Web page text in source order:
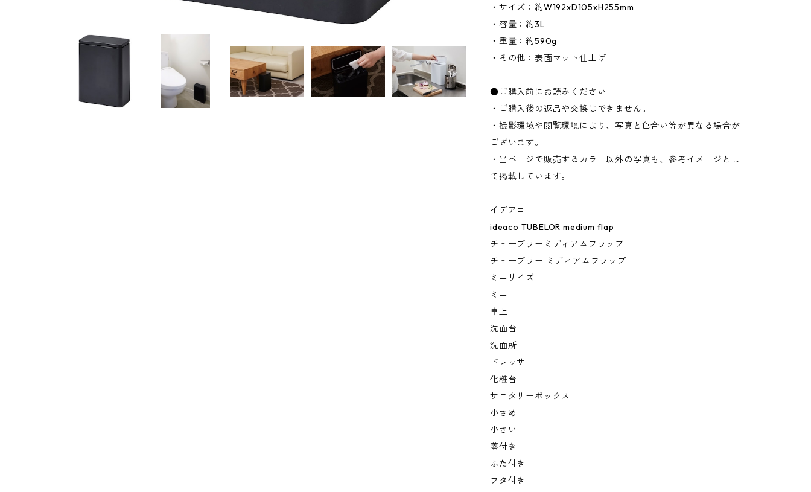
・サイズ：約W192xD105xH255mm
・容量：約3L
・重量：約590g
・その他：表面マット仕上げ
●ご購入前にお読みください
・ご購入後の返品や交換はできません。
・撮影環境や閲覧環境により、写真と色合い等が異なる場合が
ございます。
・当ページで販売するカラー以外の写真も、参考イメージとし
て掲載しています。
イデアコ
ideaco TUBELOR medium flap
チューブラーミディアムフラップ
チューブラー ミディアムフラップ
ミニサイズ
ミニ
卓上
洗面台
洗面所
ドレッサー
化粧台
サニタリーボックス
小さめ
小さい
蓋付き
ふた付き
フタ付き